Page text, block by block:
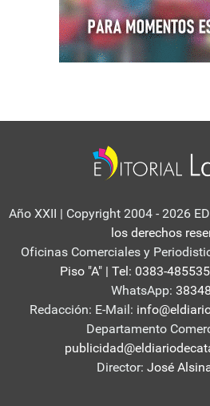
Año XXII | Copyright 2004 - 2026
los derechos
Oficinas Comerciales y
Piso "A" | Tel: 0383-
WhatsApp:
Redacción: E-Mail:
Departamento
Director: José